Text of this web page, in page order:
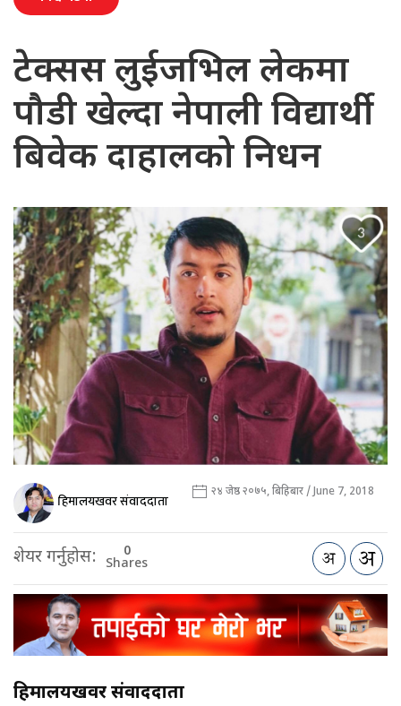
टेक्सस लुईजभिल लेकमा
पौडी खेल्दा नेपाली विद्यार्थी
बिवेक दाहालको निधन
हिमालयखवर संवाददाता २४ जेष्ठ २०७५, बिहिबार / June 7, 2018
शेयर गर्नुहोस: 0
Shares
हिमालयखवर संवाददाता